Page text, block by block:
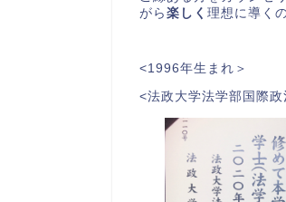
がら 楽しく 理想に導く
<1996年生まれ＞
<法政大学法学部国際政